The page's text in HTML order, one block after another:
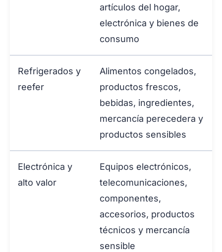
artículos del hogar,
electrónica y bienes de
consumo
Refrigerados y
reefer
Alimentos congelados,
productos frescos,
bebidas, ingredientes,
mercancía perecedera y
productos sensibles
Electrónica y
alto valor
Equipos electrónicos,
telecomunicaciones,
componentes,
accesorios, productos
técnicos y mercancía
sensible